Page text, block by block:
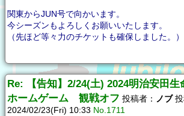
関東からJUN号で向かいます。
今シーズンもよろしくお願いいたします。
（先ほど等々力のチケットも確保しました。）
Re: 【告知】2/24(土) 2024明治安田
ホームゲーム 観戦オフ 投稿者： ノブ投
2024/02/23(Fri) 10:33 No.1711